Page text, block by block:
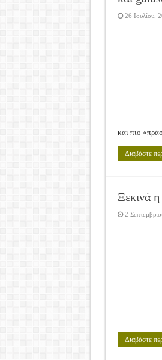
26 Ιουλίου,
και πιο
Διαβάστε
Ξεκινά
2
Διαβάστε